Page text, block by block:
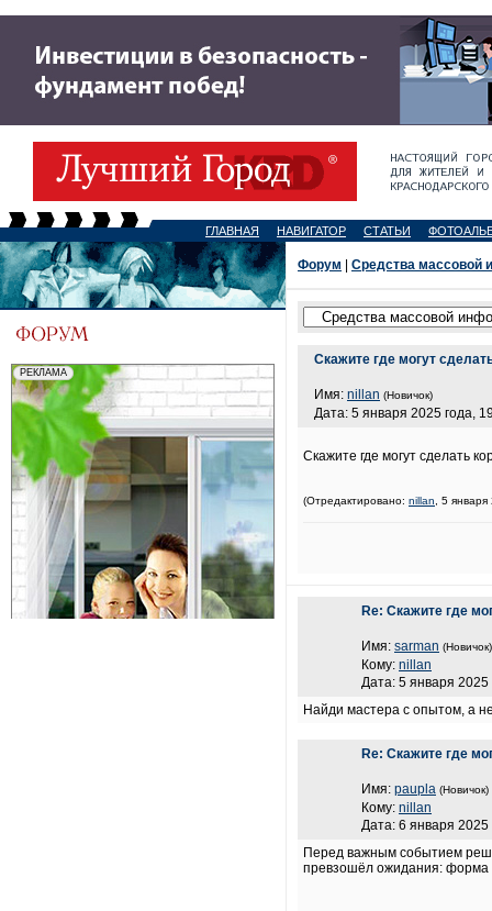
ГЛАВНАЯ НАВИГАТОР СТАТЬИ
Форум Средства массовой
Скажите где могут
Имя: nillan (Новичок)
Дата: 5 января 2025 года,
Скажите где могут сделать
(Отредактировано: nillan , 5
Re: Скажите где
Имя: sarman (Новичок)
Кому: nillan
Дата: 5 января 2025
Найди мастера с опытом, а
Re: Скажите где
Имя: paupla (Новичок)
Кому: nillan
Дата: 6 января 2025
Перед важным событием
превзошёл ожидания: форма